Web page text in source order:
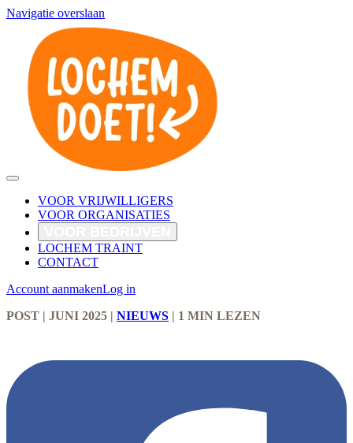
Navigatie overslaan
VOOR VRIJWILLIGERS
VOOR ORGANISATIES
LOCHEM TRAINT
CONTACT
Account aanmakenLog in
POST | JUNI 2025 | NIEUWS | 1 MIN LEZEN